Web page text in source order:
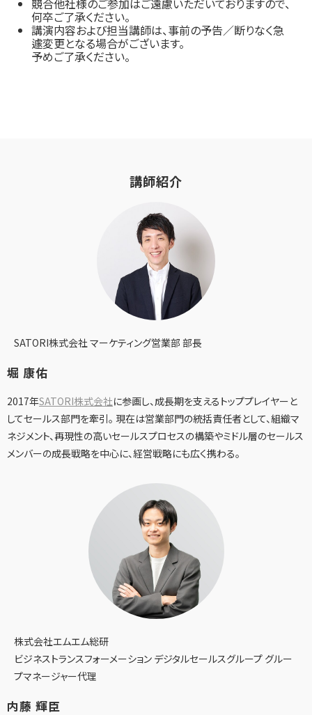
競合他社様のご参加はご遠慮いただいておりますので、
何卒ご了承ください。
講演内容および担当講師は、事前の予告／断りなく急
遽変更となる場合がございます。
予めご了承ください。
講師紹介
SATORI株式会社 マーケティング営業部 部長
堀 康佑
2017年SATORI株式会社に参画し、成長期を支えるトッププレイヤーと
してセールス部門を牽引。 現在は営業部門の統括責任者として、組織マ
ネジメント、再現性の高いセールスプロセスの構築やミドル層のセールス
メンバーの成長戦略を中心に、経営戦略にも広く携わる。
株式会社エムエム総研
ビジネストランスフォーメーション デジタルセールスグループ グルー
プマネージャー代理
内藤 輝臣